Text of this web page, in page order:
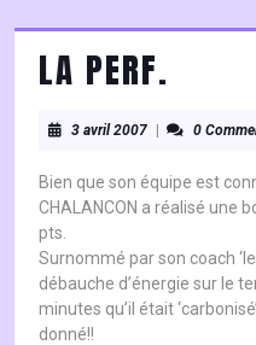
LA PERF.
3 avril 20073
2007
0
Bien que son équipe est
CHALANCON a réalisé une
pts.
Surnommé par son coach
débauche d’énergie sur le
minutes qu’il était
donné!!